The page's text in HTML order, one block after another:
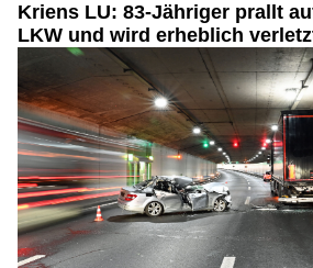
Kriens LU: 83-Jähriger prallt
LKW und wird erheblich